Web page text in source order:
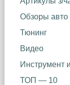
Обзоры авто
Тюнинг
Видео
Инструмент
ТОП — 10